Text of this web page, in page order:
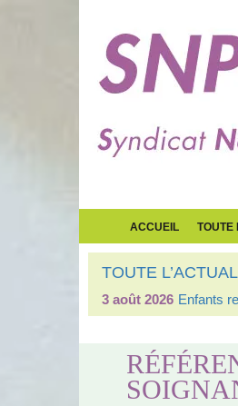
ACCUEIL TOUTE
TOUTE
3 août 2026 Enfants